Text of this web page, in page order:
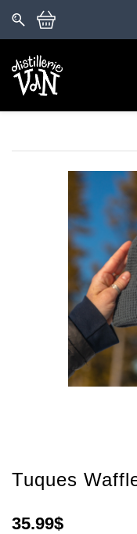
Tuques
35.99$